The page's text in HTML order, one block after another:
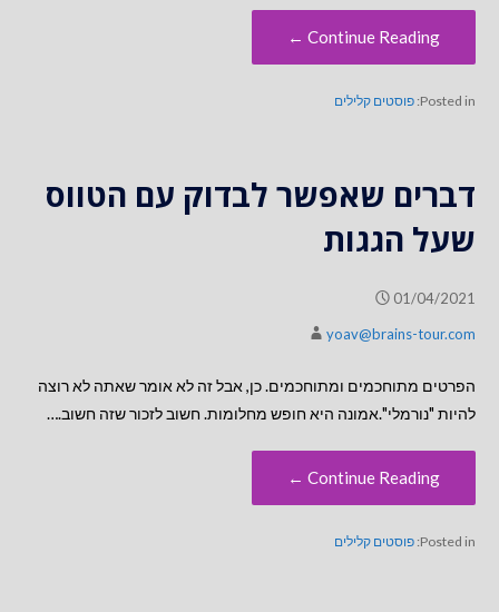
Continue Reading ←
Posted in: פוסטים קלילים
דברים שאפשר לבדוק עם הטווס
שעל הגגות
01/04/2021
yoav@brains-tour.com
הפרטים מתוחכמים ומתוחכמים. כן, אבל זה לא אומר שאתה לא רוצה
להיות "נורמלי".אמונה היא חופש מחלומות. חשוב לזכור שזה חשוב.…
Continue Reading ←
Posted in: פוסטים קלילים